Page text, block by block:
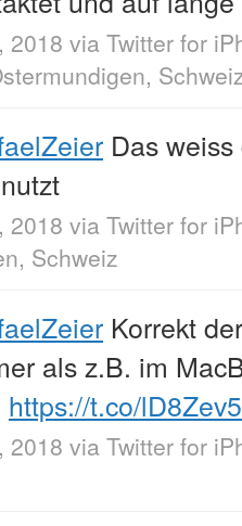
2018 via Twitter for
Das
2018 via Twitter for
Schweiz
Korrekt
als z.B. im
https://t.co/
2018 via Twitter for